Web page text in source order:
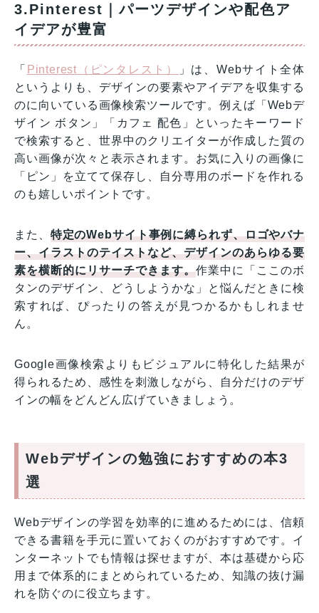
3.Pinterest｜パーツデザインや配色ア
イデアが豊富
「 Pinterest（ピンタレスト）
」は、Webサイト全体
というよりも、デザインの要素やアイデアを収集する
のに向いている画像検索ツールです。例えば「Webデ
ザイン ボタン」「カフェ 配色」といったキーワード
で検索すると、世界中のクリエイターが作成した質の
高い画像が次々と表示されます。お気に入りの画像に
「ピン」を立てて保存し、自分専用のボードを作れる
のも嬉しいポイントです。
また、 特定のWebサイト事例に縛られず、ロゴやバナ
ー、イラストのテイストなど、デザインのあらゆる要
素を横断的にリサーチできます。作業中に「ここのボ
タンのデザイン、どうしようかな」と悩んだときに検
索すれば、ぴったりの答えが見つかるかもしれませ
ん。
Google画像検索よりもビジュアルに特化した結果が
得られるため、感性を刺激しながら、自分だけのデザ
インの幅をどんどん広げていきましょう。
Webデザインの勉強におすすめの本3
選
Webデザインの学習を効率的に進めるためには、信頼
できる書籍を手元に置いておくのがおすすめです。イ
ンターネットでも情報は探せますが、本は基礎から応
用まで体系的にまとめられているため、知識の抜け漏
れを防ぐのに役立ちます。